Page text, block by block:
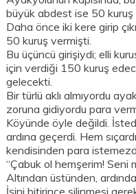
büyük abdest ise 50
Daha önce iki kere girip
50 kuruş vermişti.
Bu üçüncü girişiydi; elli
için verdiği 150 kuruş
gelecekti.
Bir türlü aklı almıyordu
zoruna gidiyordu para
Köyünde öyle değildi.
ardına geçerdi. Hem
kendisinden para
“Çabuk ol hemşerim! Seni
Altından üstünden,